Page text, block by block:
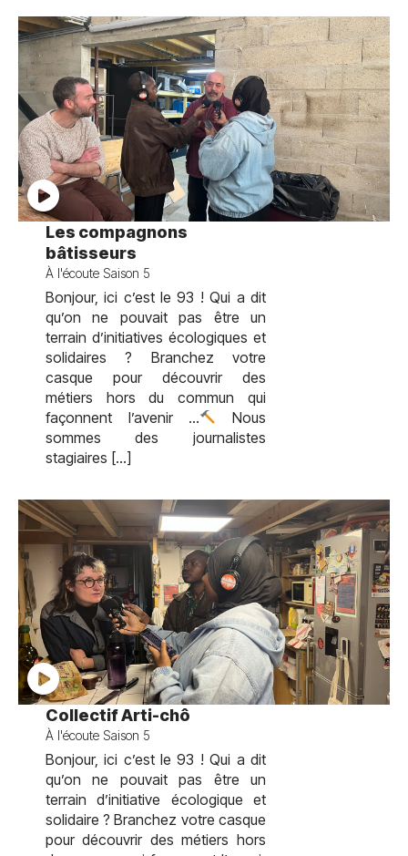
Les compagnons
bâtisseurs
À l'écoute Saison 5
Bonjour, ici c’est le 93 ! Qui a dit
qu’on ne pouvait pas être un
terrain d’initiatives écologiques et
solidaires ? Branchez votre
casque pour découvrir des
métiers hors du commun qui
façonnent l’avenir …
Nous
sommes des journalistes
stagiaires […]
Collectif Arti-chô
À l'écoute Saison 5
Bonjour, ici c’est le 93 ! Qui a dit
qu’on ne pouvait pas être un
terrain d’initiative écologique et
solidaire ? Branchez votre casque
pour découvrir des métiers hors